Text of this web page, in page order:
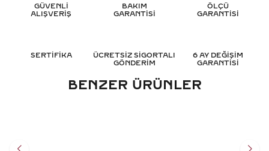
GÜVENLİ
ALIŞVERİŞ
BAKIM
GARANTİSİ
ÖLÇÜ
GARANTİSİ
SERTİFİKA
ÜCRETSİZ SİGORTALI
GÖNDERİM
6 AY DEĞİŞİM
GARANTİSİ
BENZER ÜRÜNLER